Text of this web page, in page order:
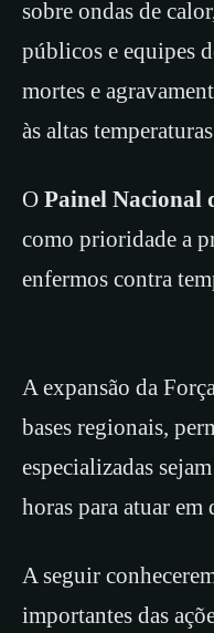
sobre ondas de
públicos e equipes
mortes e
às altas
O Painel Nacional
como prioridade a
enfermos contra
A expansão da
bases regionais,
especializadas
horas para atuar em
A seguir
importantes das